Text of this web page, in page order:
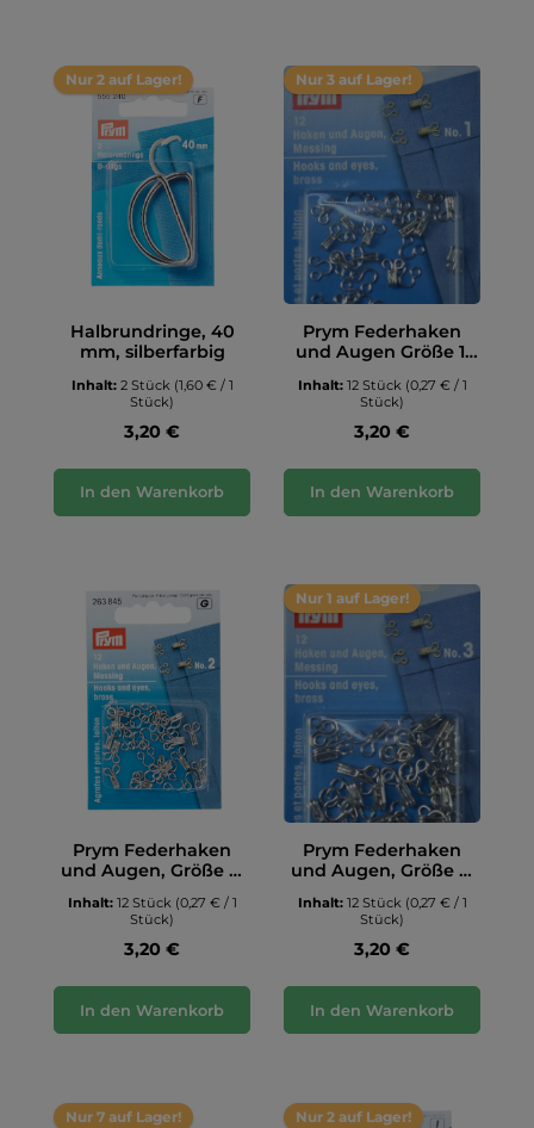
Nur 2 auf Lager!
Halbrundringe, 40
mm, silberfarbig
Inhalt: 2 Stück (1,60 € / 1
Stück)
3,20 €
In den Warenkorb
Nur 3 auf Lager!
Prym Federhaken
und Augen Größe 1,
Inhalt: 12 Stück (0,27 € / 1
Stück)
3,20 €
In den Warenkorb
Prym Federhaken
und Augen, Größe 2,
Inhalt: 12 Stück (0,27 € / 1
Stück)
3,20 €
In den Warenkorb
Nur 1 auf Lager!
Prym Federhaken
und Augen, Größe 3,
Inhalt: 12 Stück (0,27 € / 1
Stück)
3,20 €
In den Warenkorb
Nur 7 auf Lager! Nur 2 auf Lager!